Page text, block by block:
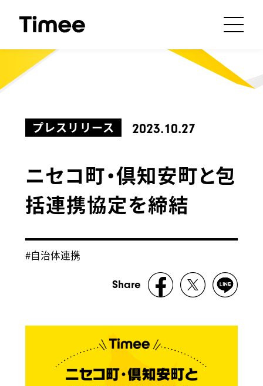
プレスリリース 2023.10.27
Share
ニセコ町・倶知安町と包
括連携協定を締結
#自治体連携